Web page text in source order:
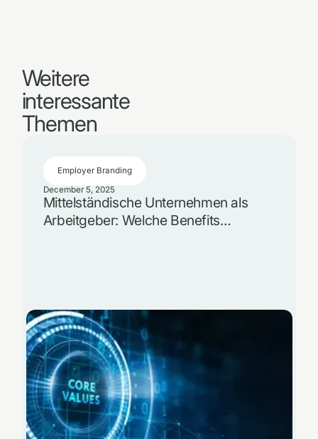
Weitere
interessante
Themen
Employer Branding
December 5, 2025
Mittelständische Unternehmen als
Arbeitgeber: Welche Benefits
Artikel lesen